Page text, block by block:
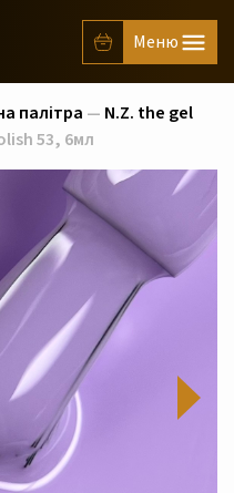
палітра — N.Z. the gel
53, 6мл